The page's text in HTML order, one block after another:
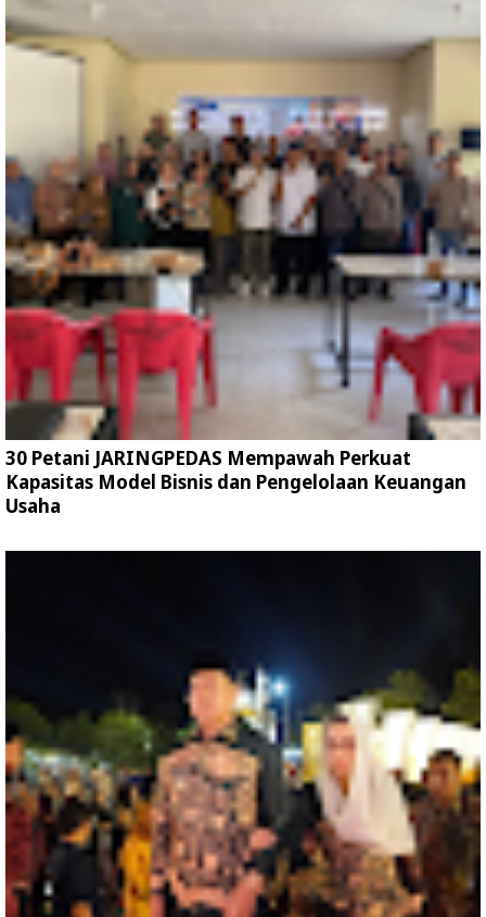
30 Petani JARINGPEDAS Mempawah Perkuat
Kapasitas Model Bisnis dan Pengelolaan Keuangan
Usaha